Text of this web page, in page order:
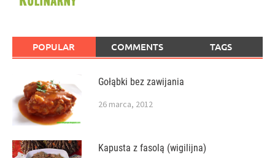
POPULAR COMMENTS TAGS
Gołąbki bez zawijania
26 marca, 2012
Kapusta z fasolą (wigilijna)